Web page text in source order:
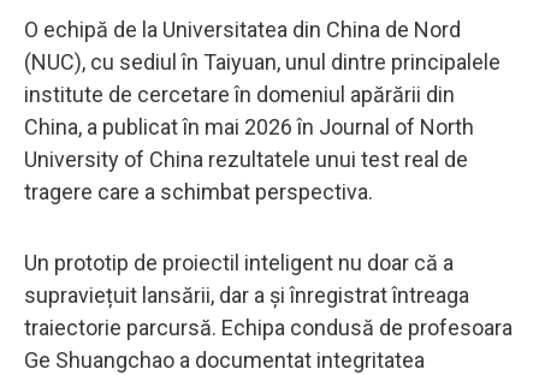
O echipă de la Universitatea din China de Nord
(NUC), cu sediul în Taiyuan, unul dintre principalele
institute de cercetare în domeniul apărării din
China, a publicat în mai 2026 în Journal of North
University of China rezultatele unui test real de
tragere care a schimbat perspectiva.
Un prototip de proiectil inteligent nu doar că a
supraviețuit lansării, dar a și înregistrat întreaga
traiectorie parcursă. Echipa condusă de profesoara
Ge Shuangchao a documentat integritatea